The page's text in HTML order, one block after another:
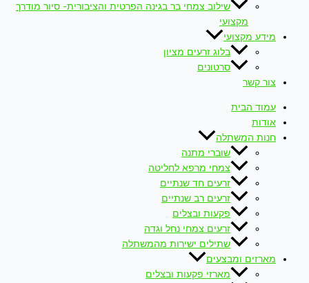
שילוב צמחי בר בגינה הפרטית והציבורית- סיור מודרך
מקצועי
מידע מקצועי
בלוג זרעים מציון
סרטונים
צור קשר
עמוד הבית
אודות
חנות המשתלה
שוברי מתנה
צמחי מרפא לחליטה
זרעים חד שנתיים
זרעים רב שנתיים
פקעות ובצלים
זרעים צמחי נחל וגדה
שתילים ישירות מהמשתלה
מארזים ומבצעים
מארזי פקעות ובצלים